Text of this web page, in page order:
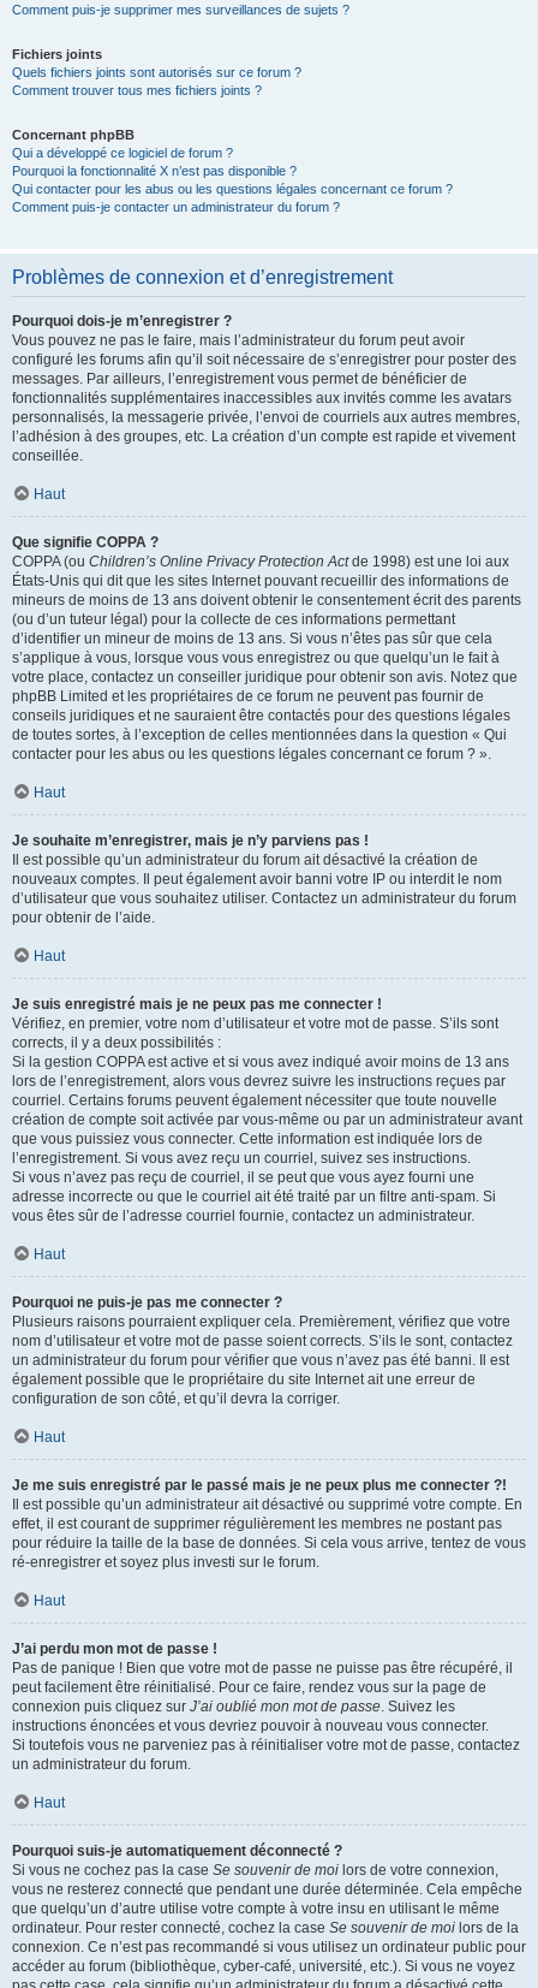
Comment puis-je supprimer mes surveillances de sujets ?
Fichiers joints
Quels fichiers joints sont autorisés sur ce forum ?
Comment trouver tous mes fichiers joints ?
Concernant phpBB
Qui a développé ce logiciel de forum ?
Pourquoi la fonctionnalité X n’est pas disponible ?
Qui contacter pour les abus ou les questions légales concernant ce forum ?
Comment puis-je contacter un administrateur du forum ?
Problèmes de connexion et d’enregistrement
Pourquoi dois-je m’enregistrer ?
Vous pouvez ne pas le faire, mais l’administrateur du forum peut avoir
configuré les forums afin qu’il soit nécessaire de s’enregistrer pour poster des
messages. Par ailleurs, l’enregistrement vous permet de bénéficier de
fonctionnalités supplémentaires inaccessibles aux invités comme les avatars
personnalisés, la messagerie privée, l’envoi de courriels aux autres membres,
l’adhésion à des groupes, etc. La création d’un compte est rapide et vivement
conseillée.
Haut
Que signifie COPPA ?
COPPA (ou Children’s Online Privacy Protection Actde 1998) est une loi aux
États-Unis qui dit que les sites Internet pouvant recueillir des informations de
mineurs de moins de 13 ans doivent obtenir le consentement écrit des parents
(ou d’un tuteur légal) pour la collecte de ces informations permettant
d’identifier un mineur de moins de 13 ans. Si vous n’êtes pas sûr que cela
s’applique à vous, lorsque vous vous enregistrez ou que quelqu’un le fait à
votre place, contactez un conseiller juridique pour obtenir son avis. Notez que
phpBB Limited et les propriétaires de ce forum ne peuvent pas fournir de
conseils juridiques et ne sauraient être contactés pour des questions légales
de toutes sortes, à l’exception de celles mentionnées dans la question « Qui
contacter pour les abus ou les questions légales concernant ce forum ? ».
Haut
Je souhaite m’enregistrer, mais je n’y parviens pas !
Il est possible qu’un administrateur du forum ait désactivé la création de
nouveaux comptes. Il peut également avoir banni votre IP ou interdit le nom
d’utilisateur que vous souhaitez utiliser. Contactez un administrateur du forum
pour obtenir de l’aide.
Haut
Je suis enregistré mais je ne peux pas me connecter !
Vérifiez, en premier, votre nom d’utilisateur et votre mot de passe. S’ils sont
corrects, il y a deux possibilités :
Si la gestion COPPA est active et si vous avez indiqué avoir moins de 13 ans
lors de l’enregistrement, alors vous devrez suivre les instructions reçues par
courriel. Certains forums peuvent également nécessiter que toute nouvelle
création de compte soit activée par vous-même ou par un administrateur avant
que vous puissiez vous connecter. Cette information est indiquée lors de
l’enregistrement. Si vous avez reçu un courriel, suivez ses instructions.
Si vous n’avez pas reçu de courriel, il se peut que vous ayez fourni une
adresse incorrecte ou que le courriel ait été traité par un filtre anti-spam. Si
vous êtes sûr de l’adresse courriel fournie, contactez un administrateur.
Haut
Pourquoi ne puis-je pas me connecter ?
Plusieurs raisons pourraient expliquer cela. Premièrement, vérifiez que votre
nom d’utilisateur et votre mot de passe soient corrects. S’ils le sont, contactez
un administrateur du forum pour vérifier que vous n’avez pas été banni. Il est
également possible que le propriétaire du site Internet ait une erreur de
configuration de son côté, et qu’il devra la corriger.
Haut
Je me suis enregistré par le passé mais je ne peux plus me connecter ?!
Il est possible qu’un administrateur ait désactivé ou supprimé votre compte. En
effet, il est courant de supprimer régulièrement les membres ne postant pas
pour réduire la taille de la base de données. Si cela vous arrive, tentez de vous
ré-enregistrer et soyez plus investi sur le forum.
Haut
J’ai perdu mon mot de passe !
Pas de panique ! Bien que votre mot de passe ne puisse pas être récupéré, il
peut facilement être réinitialisé. Pour ce faire, rendez vous sur la page de
connexion puis cliquez sur J’ai oublié mon mot de passe. Suivez les
instructions énoncées et vous devriez pouvoir à nouveau vous connecter.
Si toutefois vous ne parveniez pas à réinitialiser votre mot de passe, contactez
un administrateur du forum.
Haut
Pourquoi suis-je automatiquement déconnecté ?
Si vous ne cochez pas la case Se souvenir de moi lors de votre connexion,
vous ne resterez connecté que pendant une durée déterminée. Cela empêche
que quelqu’un d’autre utilise votre compte à votre insu en utilisant le même
ordinateur. Pour rester connecté, cochez la case Se souvenir de moi lors de la
connexion. Ce n’est pas recommandé si vous utilisez un ordinateur public pour
accéder au forum (bibliothèque, cyber-café, université, etc.). Si vous ne voyez